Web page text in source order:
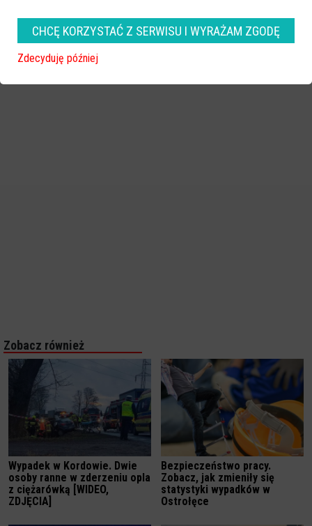
Zobacz również
Wypadek w Kordowie. Dwie
osoby ranne w zderzeniu opla
z ciężarówką [WIDEO,
ZDJĘCIA]
Bezpieczeństwo pracy.
Zobacz, jak zmieniły się
statystyki wypadków w
Ostrołęce
CHCĘ KORZYSTAĆ Z SERWISU I WYRAŻAM ZGODĘ
Zdecyduję później